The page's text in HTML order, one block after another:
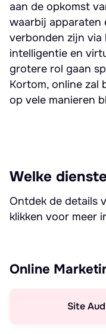
aan de opkomst
waarbij apparaten
verbonden zijn
intelligentie en
grotere rol gaan
Kortom, online zal
op vele manieren
Welke
Ontdek de details
klikken voor meer
Online
Site